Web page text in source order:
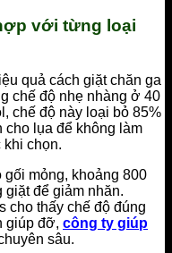
với từng loại
quả cách giặt chăn ga
chế độ nhẹ nhàng ở 40
chế độ này loại bỏ 85%
cho lụa để không làm
chọn.
gối mỏng, khoảng 800
giặt để giảm nhăn.
cho thấy chế độ đúng
giúp đỡ, công ty giúp
sâu.